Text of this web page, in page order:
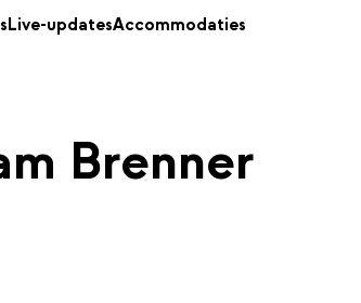
Live-updatesAccommodaties
Brenner